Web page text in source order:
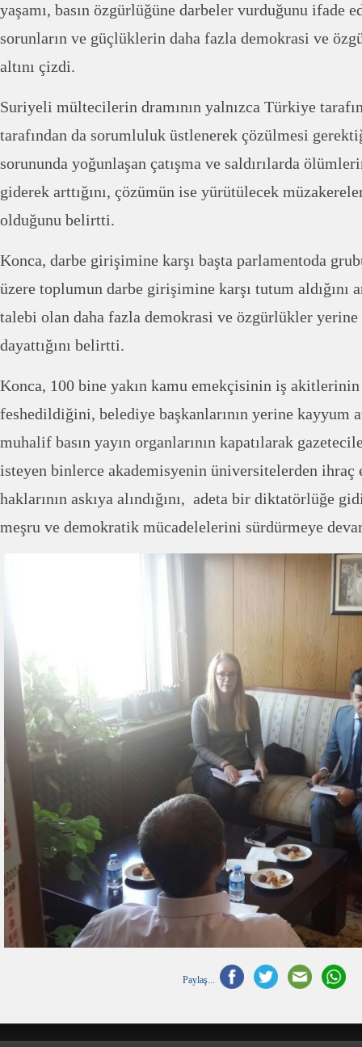
yaşamı, basın özgürlüğüne darbeler vurduğunu ifade
sorunların ve güçlüklerin daha fazla demokrasi ve
altını çizdi.
Suriyeli mültecilerin dramının yalnızca Türkiye
tarafından da sorumluluk üstlenerek çözülmesi
sorununda yoğunlaşan çatışma ve saldırılarda
giderek arttığını, çözümün ise yürütülecek
olduğunu belirtti.
Konca, darbe girişimine karşı başta parlamentoda
üzere toplumun darbe girişimine karşı tutum aldığını
talebi olan daha fazla demokrasi ve özgürlükler
dayattığını belirtti.
Konca, 100 bine yakın kamu emekçisinin iş akitlerinin
feshedildiğini, belediye başkanlarının yerine kayyum
muhalif basın yayın organlarının kapatılarak
isteyen binlerce akademisyenin üniversitelerden
haklarının askıya alındığını, adeta bir diktatörlüğe
meşru ve demokratik mücadelelerini sürdürmeye
Paylaş...